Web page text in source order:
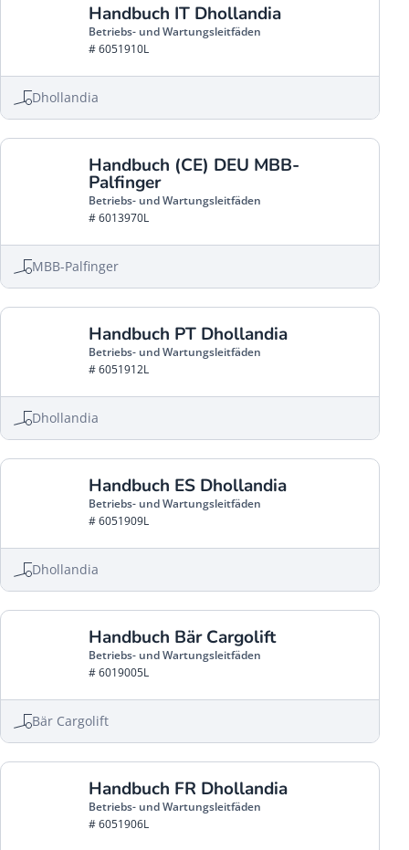
Handbuch IT Dhollandia
Betriebs- und Wartungsleitfäden
# 6051910L
Dhollandia
Handbuch (CE) DEU MBB-
Palfinger
Betriebs- und Wartungsleitfäden
# 6013970L
MBB-Palfinger
Handbuch PT Dhollandia
Betriebs- und Wartungsleitfäden
# 6051912L
Dhollandia
Handbuch ES Dhollandia
Betriebs- und Wartungsleitfäden
# 6051909L
Dhollandia
Handbuch Bär Cargolift
Betriebs- und Wartungsleitfäden
# 6019005L
Bär Cargolift
Handbuch FR Dhollandia
Betriebs- und Wartungsleitfäden
# 6051906L